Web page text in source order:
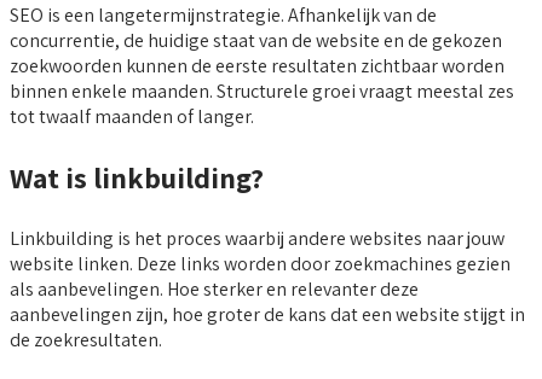
SEO is een langetermijnstrategie. Afhankelijk van de
concurrentie, de huidige staat van de website en de gekozen
zoekwoorden kunnen de eerste resultaten zichtbaar worden
binnen enkele maanden. Structurele groei vraagt meestal zes
tot twaalf maanden of langer.
Wat is linkbuilding?
Linkbuilding is het proces waarbij andere websites naar jouw
website linken. Deze links worden door zoekmachines gezien
als aanbevelingen. Hoe sterker en relevanter deze
aanbevelingen zijn, hoe groter de kans dat een website stijgt in
de zoekresultaten.